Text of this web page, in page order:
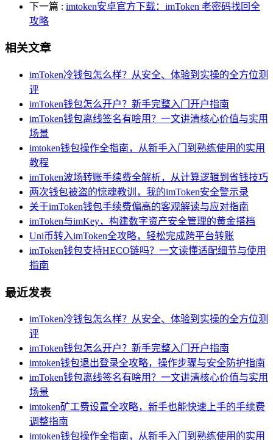
下一篇 : imtoken安卓官方下载：imToken 老密码找回全
攻略
相关文章
imToken冷钱包怎么样？从安全、体验到实操的全方位测
评
imToken钱包怎么开户？新手完整入门开户指南
imToken钱包离线签名有啥用？一文讲清核心价值与实用
场景
imtoken钱包操作全指南，从新手入门到熟练使用的实用
教程
imToken波场转账手续费全解析，从计算逻辑到省钱技巧
两次钱包被盗的惊魂教训，我的imToken安全警示录
关于imToken钱包手续费偏高的客观解读与应对指南
imToken与imKey，构建数字资产安全管理的黄金搭档
Uni币转入imToken全攻略，轻松完成跨平台转账
imToken钱包支持HECO链吗？一文读懂适配细节与使用
指南
最近发表
imToken冷钱包怎么样？从安全、体验到实操的全方位测
评
imToken钱包怎么开户？新手完整入门开户指南
imtoken钱包退出登录全攻略，操作步骤与安全防护指南
imToken钱包离线签名有啥用？一文讲清核心价值与实用
场景
imtoken矿工费设置全攻略，新手也能快速上手的手续费
调整指南
imtoken钱包操作全指南，从新手入门到熟练使用的实用